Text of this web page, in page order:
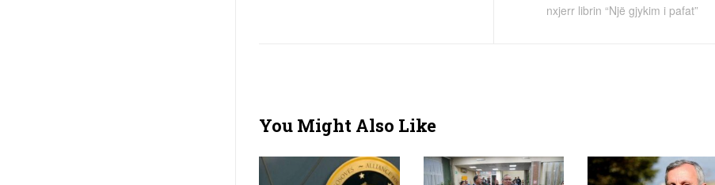
nxjerr librin “Një gjykim i pafat”
You Might Also Like